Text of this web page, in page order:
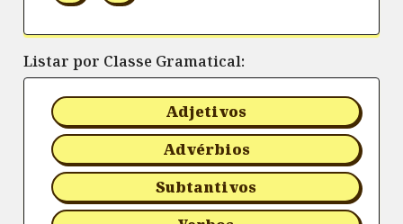
Listar por Classe Gramatical:
Adjetivos
Advérbios
Subtantivos